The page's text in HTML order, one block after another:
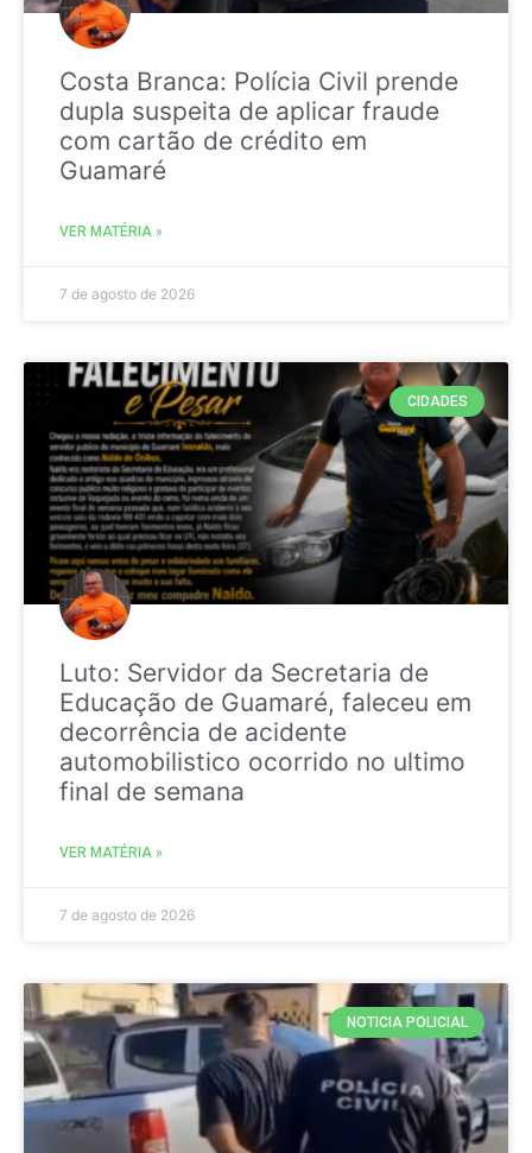
Costa Branca: Polícia Civil prende
dupla suspeita de aplicar fraude
com cartão de crédito em
Guamaré
VER MATÉRIA »
7 de agosto de 2026
CIDADES
Luto: Servidor da Secretaria de
Educação de Guamaré, faleceu em
decorrência de acidente
automobilistico ocorrido no ultimo
final de semana
VER MATÉRIA »
7 de agosto de 2026
NOTICIA POLICIAL